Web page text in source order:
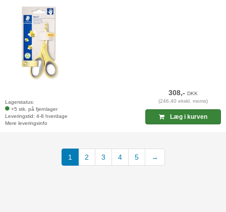
Lagerstatus:
+5 stk. på fjernlager
Leveringstid: 4-8 hverdage
Mere leveringsinfo
308,-DKK
(246,40 ekskl. moms)
Læg i kurven
1 (current)
2 3 4 5 →